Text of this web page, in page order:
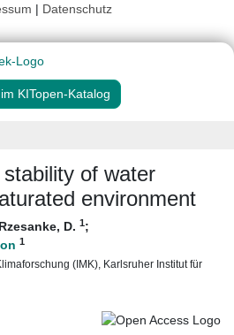
| Datenschutz
KITopen-Katalog
of water
environment
Rzesanke, D. 1;
1
(IMK), Karlsruher Institut für